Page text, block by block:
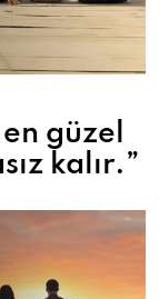
güzel
kalır.”